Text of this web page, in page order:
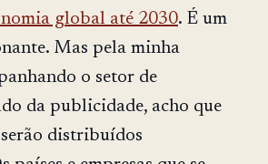
global até 2030. É um
Mas pela minha
o setor de
da publicidade, acho que
distribuídos